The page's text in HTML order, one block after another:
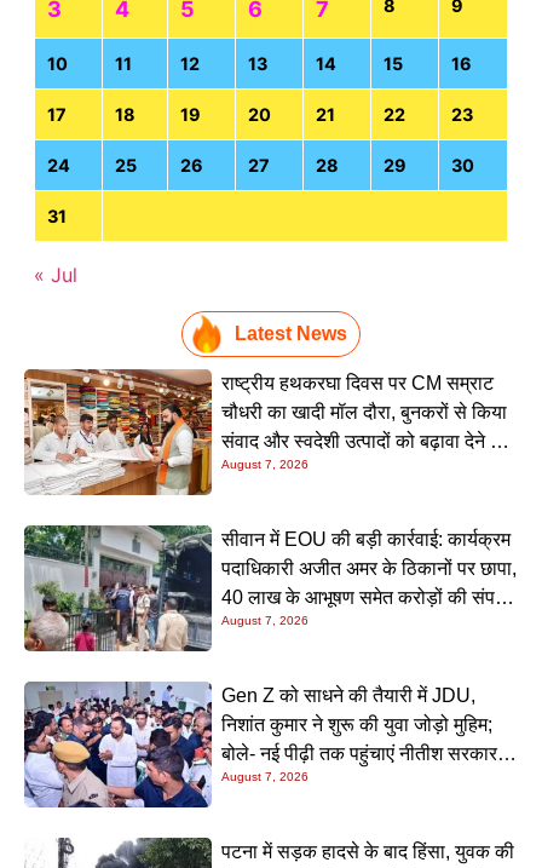
3 4 5 6 7 8 9
10 11 12 13 14 15 16
17 18 19 20 21 22 23
24 25 26 27 28 29 30
31
« Jul
Latest News
राष्ट्रीय हथकरघा दिवस पर CM सम्राट
चौधरी का खादी मॉल दौरा, बुनकरों से किया
संवाद और स्वदेशी उत्पादों को बढ़ावा देने की
अपील
August 7, 2026
सीवान में EOU की बड़ी कार्रवाई: कार्यक्रम
पदाधिकारी अजीत अमर के ठिकानों पर छापा,
40 लाख के आभूषण समेत करोड़ों की संपत्ति
की जांच शुरू
August 7, 2026
Gen Z को साधने की तैयारी में JDU,
निशांत कुमार ने शुरू की युवा जोड़ो मुहिम;
बोले- नई पीढ़ी तक पहुंचाएं नीतीश सरकार के
20 सालों के काम
August 7, 2026
पटना में सड़क हादसे के बाद हिंसा, युवक की